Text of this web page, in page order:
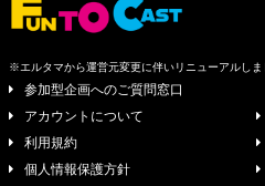
※エルタマから運営元変更に伴いリニューアルしま
参加型企画へのご質問窓口
アカウントについて
利用規約
個人情報保護方針